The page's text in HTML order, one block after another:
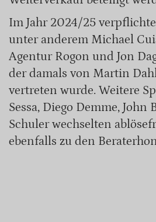
Im Jahr 2024/25
unter anderem Michael
Agentur Rogon und Jon
der damals von Martin
vertreten wurde. Weitere
Sessa, Diego Demme, John
Schuler wechselten
ebenfalls zu den